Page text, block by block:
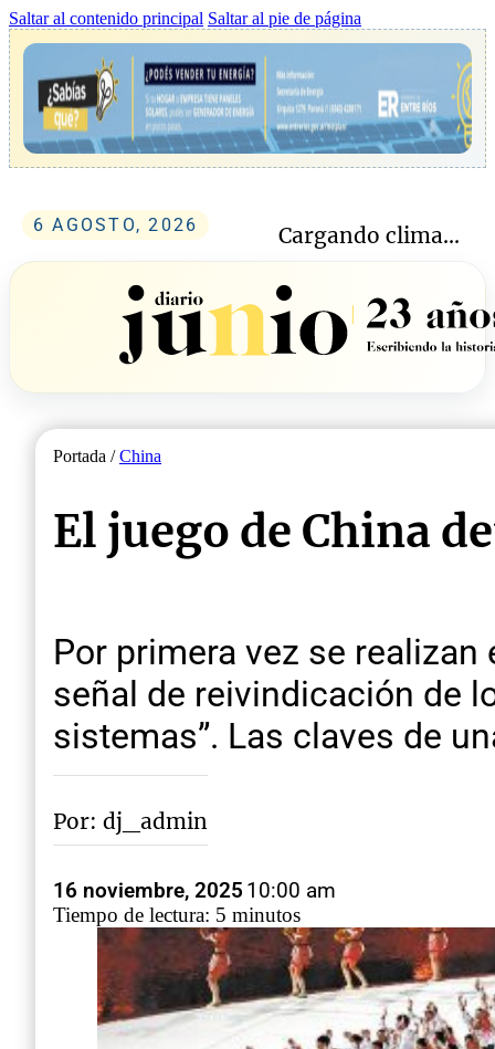
Saltar al contenido principal Saltar al pie de página
6 AGOSTO, 2026 Cargando clima...
Portada /China
El juego de China
Por primera vez se realizan
señal de reivindicación de
sistemas”. Las claves de
Por: dj_admin
16 noviembre, 2025 10:00 am
Tiempo de lectura: 5 minutos